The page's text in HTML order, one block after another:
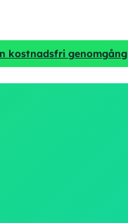
kostnadsfri genomgång